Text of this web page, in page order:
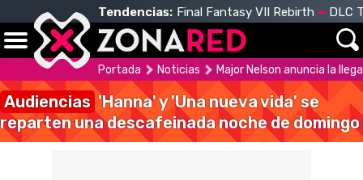
Tendencias: Final Fantasy VII Rebirth DLC
Portada Noticias Major Nelson anuncia la
Audiencias 'Hanna' y 'Una nueva vida' se
reparten una descafeinada noche de domingo